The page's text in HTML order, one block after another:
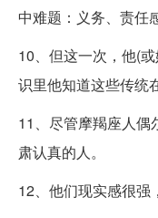
中难题：义务、责任
10、但这一次，他(
识里他知道这些传统
11、尽管摩羯座人偶
肃认真的人。
12、他们现实感很强